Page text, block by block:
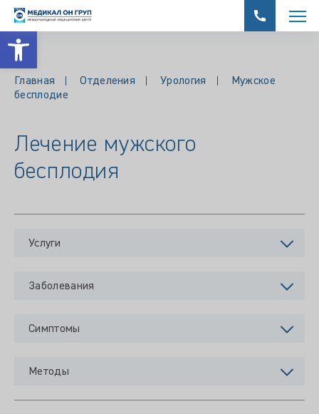
Открыть панель инструментов
Главная Отделения Урология
Мужское
бесплодие
Лечение мужского
бесплодия
Услуги
Заболевания
Симптомы
Методы